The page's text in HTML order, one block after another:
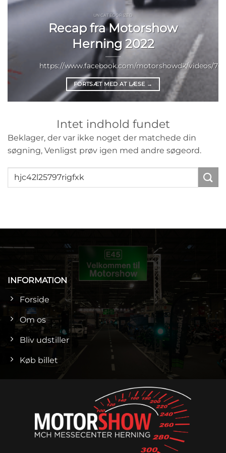
UNCATEGORIZED
Recap fra Motorshow
Herning 2022
https://www.facebook.com/motorshowdk/videos/
FORTSÆT MED AT LÆSE →
Intet indhold fundet
Beklager, der var ikke noget der matchede din
søgning, Venligst prøv igen med andre søgeord.
INFORMATION
Forside
Om os
Bliv udstiller
Køb billet